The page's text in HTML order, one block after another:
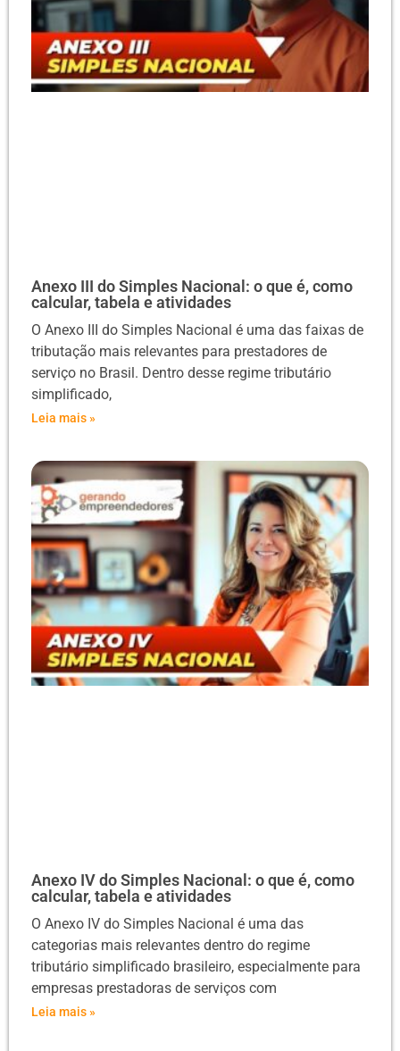
Anexo III do Simples Nacional: o que é, como
calcular, tabela e atividades
O Anexo III do Simples Nacional é uma das faixas de
tributação mais relevantes para prestadores de
serviço no Brasil. Dentro desse regime tributário
simplificado,
Leia mais »
Anexo IV do Simples Nacional: o que é, como
calcular, tabela e atividades
O Anexo IV do Simples Nacional é uma das
categorias mais relevantes dentro do regime
tributário simplificado brasileiro, especialmente para
empresas prestadoras de serviços com
Leia mais »